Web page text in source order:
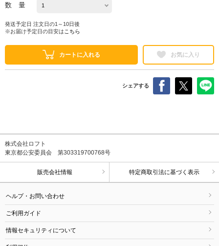
数 量
発送予定日 注文日の1～10日後
※お届け予定日の目安は こちら
カートに入れる お気に入り
シェアする
株式会社ロフト
東京都公安委員会 第303319700768号
販売会社情報 特定商取引法に基づく表示
ヘルプ・お問い合わせ
ご利用ガイド
情報セキュリティについて